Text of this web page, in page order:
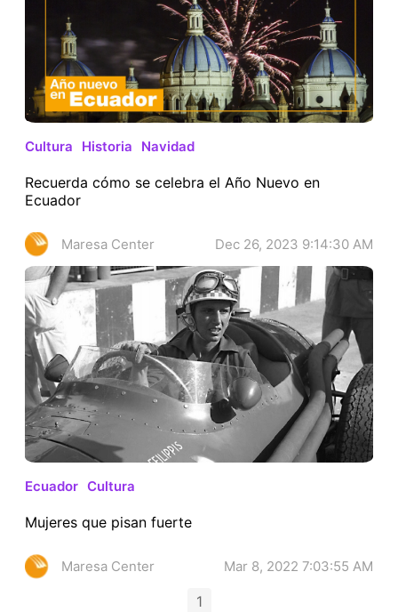
Cultura Historia Navidad
Recuerda cómo se celebra el Año Nuevo en
Ecuador
Maresa Center Dec 26, 2023 9:14:30 AM
Ecuador Cultura
Mujeres que pisan fuerte
Maresa Center Mar 8, 2022 7:03:55 AM
1